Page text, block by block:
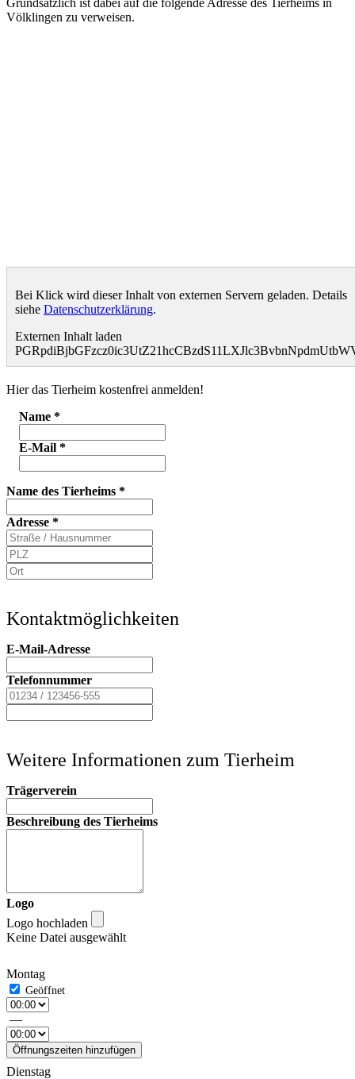
Völklingen zu verweisen.
Bei Klick wird dieser Inhalt von externen Servern geladen. Details
siehe Datenschutzerklärung.
Externen Inhalt laden
Hier das Tierheim kostenfrei anmelden!
Name *
E-Mail *
Name des Tierheims *
Adresse *
Kontaktmöglichkeiten
E-Mail-Adresse
Telefonnummer
Weitere Informationen zum Tierheim
Trägerverein
Beschreibung des Tierheims
Logo
Logo hochladen
Keine Datei ausgewählt
Montag
—
Öffnungszeiten hinzufügen
Dienstag